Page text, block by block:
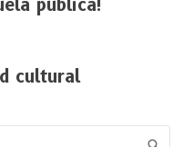
pública!
cultural